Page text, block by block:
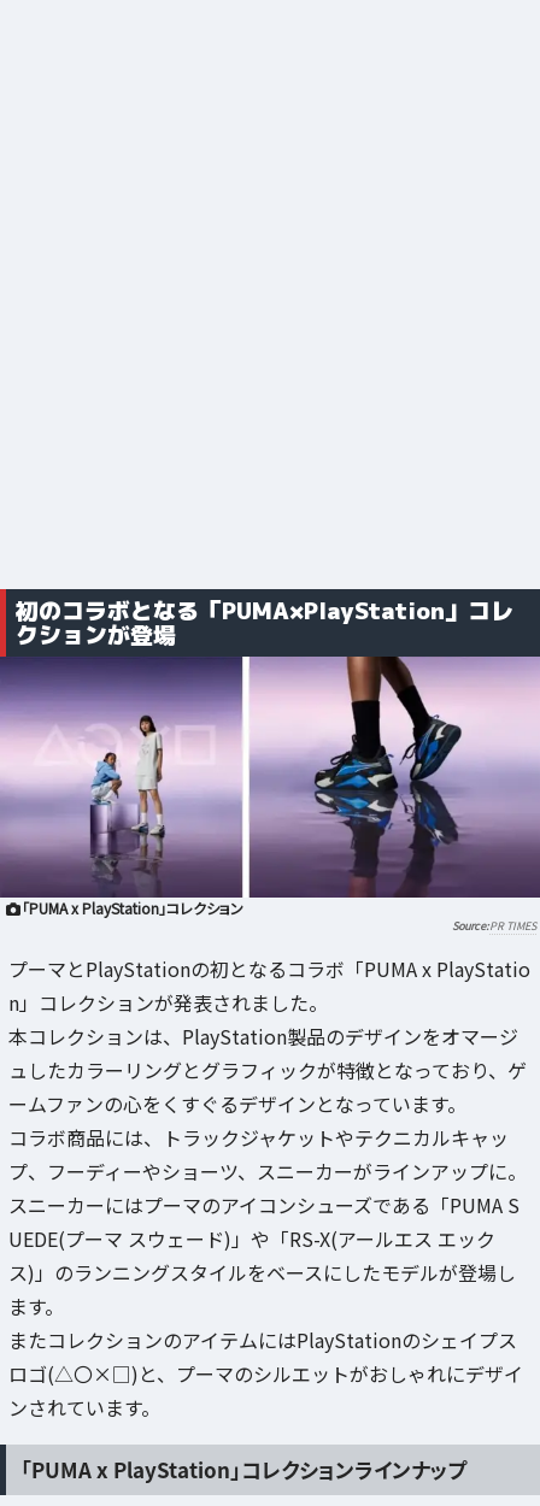
初のコラボとなる「PUMA×PlayStation」コレ
クションが登場
「PUMA x PlayStation」コレクション
PR TIMES
プーマとPlayStationの初となるコラボ「PUMA x PlayStatio
n」コレクションが発表されました。
本コレクションは、PlayStation製品のデザインをオマージ
ュしたカラーリングとグラフィックが特徴となっており、ゲ
ームファンの心をくすぐるデザインとなっています。
コラボ商品には、トラックジャケットやテクニカルキャッ
プ、フーディーやショーツ、スニーカーがラインアップに。
スニーカーにはプーマのアイコンシューズである「PUMA S
UEDE(プーマ スウェード)」や「RS-X(アールエス エック
ス)」のランニングスタイルをベースにしたモデルが登場し
ます。
またコレクションのアイテムにはPlayStationのシェイプス
ロゴ(△〇×□)と、プーマのシルエットがおしゃれにデザイ
ンされています。
「PUMA x PlayStation」コレクションラインナップ